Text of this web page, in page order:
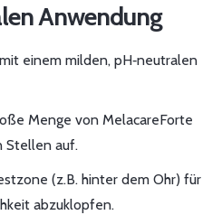
Anwendung
einem milden, pH‑neutralen
Menge von MelacareForte
Stellen auf.
(z.B. hinter dem Ohr) für
abzuklopfen.